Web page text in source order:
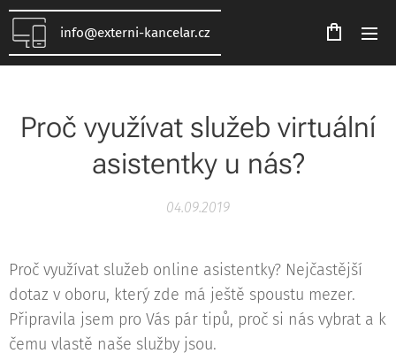
info@externi-kancelar.cz
Proč využívat služeb virtuální
asistentky u nás?
04.09.2019
Proč využívat služeb online asistentky? Nejčastější
dotaz v oboru, který zde má ještě spoustu mezer.
Připravila jsem pro Vás pár tipů, proč si nás vybrat a k
čemu vlastě naše služby jsou.